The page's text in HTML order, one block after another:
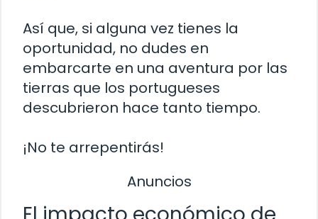
Así que, si alguna vez tienes la
oportunidad, no dudes en
embarcarte en una aventura por las
tierras que los portugueses
descubrieron hace tanto tiempo.
¡No te arrepentirás!
Anuncios